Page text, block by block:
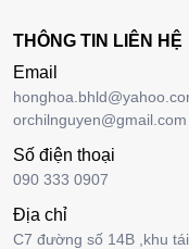
THÔNG TIN LIÊN HỆ
Email
orchilnguyen@gmail.com
Số điện thoại
090 333 0907
Địa chỉ
C7 đường số 14B ,khu